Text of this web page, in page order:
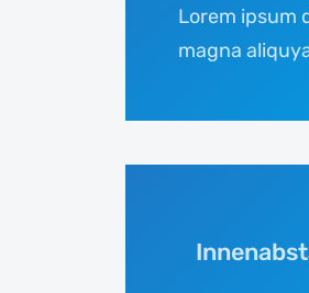
Lorem ipsum
magna